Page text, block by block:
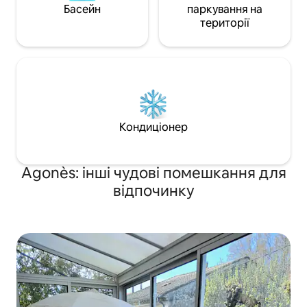
Басейн
паркування на
території
Кондиціонер
Agonès: інші чудові помешкання для
відпочинку